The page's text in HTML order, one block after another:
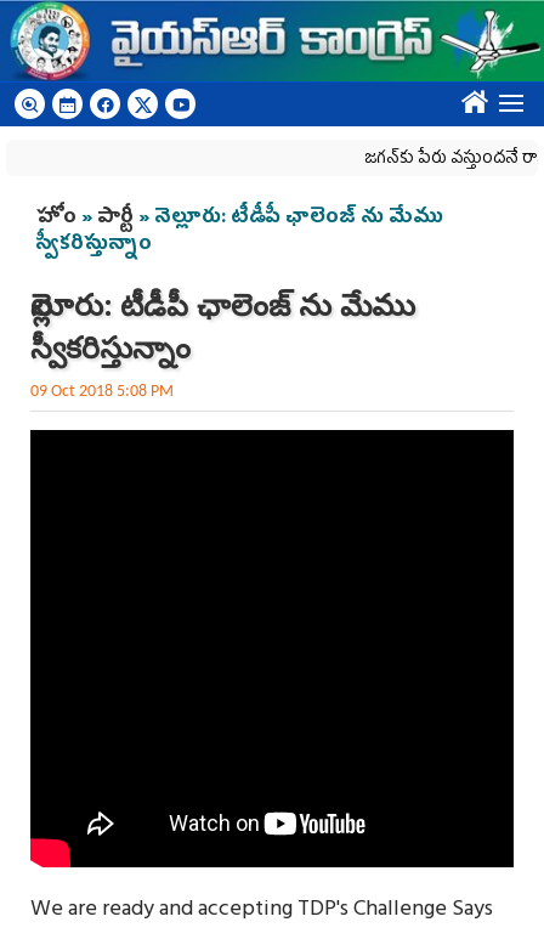
Skip to main content
????
జగన్‌కు పేరు వస్తుందనే
You are here
హోం »పార్టీ » నెల్లూరు: టీడీపీ ఛాలెంజ్ ను మేము
స్వీకరిస్తున్నాం
నెల్లూరు: టీడీపీ ఛాలెంజ్ ను మేము
స్వీకరిస్తున్నాం
09 Oct 2018 5:08 PM
We are ready and accepting TDP's Challenge Says